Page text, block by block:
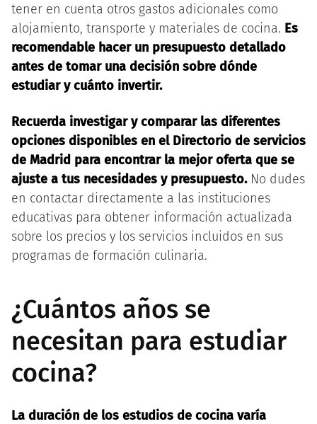
tener en cuenta otros gastos adicionales como
alojamiento, transporte y materiales de cocina. Es
recomendable hacer un presupuesto detallado
antes de tomar una decisión sobre dónde
estudiar y cuánto invertir.
Recuerda investigar y comparar las diferentes
opciones disponibles en el Directorio de servicios
de Madrid para encontrar la mejor oferta que se
ajuste a tus necesidades y presupuesto.No dudes
en contactar directamente a las instituciones
educativas para obtener información actualizada
sobre los precios y los servicios incluidos en sus
programas de formación culinaria.
¿Cuántos años se
necesitan para estudiar
cocina?
La duración de los estudios de cocina varía